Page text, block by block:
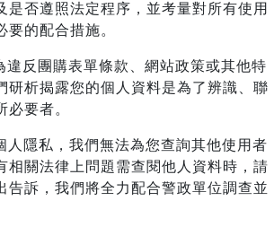
是否遵照法定程序，並考量對所有使用
要的配合措施。
違反團購表單條款、網站政策或其他特
研析揭露您的個人資料是為了辨識、聯
必要者。
人隱私，我們無法為您查詢其他使用者
相關法律上問題需查閱他人資料時，請
告訴，我們將全力配合警政單位調查並